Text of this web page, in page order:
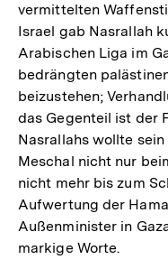
vermittelten
Israel gab Nasrallah
Arabischen Liga im
bedrängten
beizustehen;
das Gegenteil ist der
Nasrallahs wollte
Meschal nicht nur
nicht mehr bis zum
Aufwertung der
Außenminister in
markige Worte.